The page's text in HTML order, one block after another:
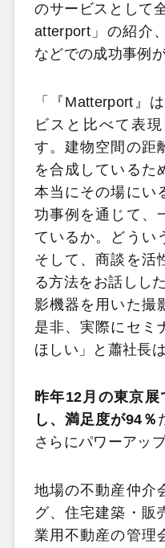
のサービスとして
atterport」の紹介
などでの成功事例
「『Matterport』
ビスと比べて表
す。建物空間の距
を合成しているた
本当にその場にい
功事例を通じて、
ているか。どうい
そして、商談を活
る方法をお話しし
影機器を用いた撮
是非、実際にセミ
ほしい」と蕭社長は
昨年12月の東京
し、満足度が94％
さらにパワーアッ
地場の不動産仲介
グ、住宅建築・販
業用不動産の管理